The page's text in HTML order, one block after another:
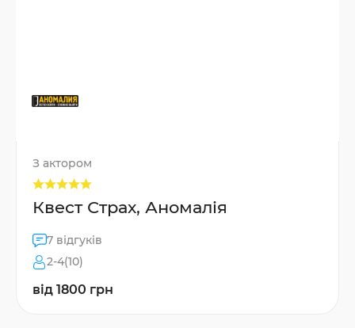
З актором
Квест Страх, Аномалія
7 відгуків
2-4(10)
від 1800 грн